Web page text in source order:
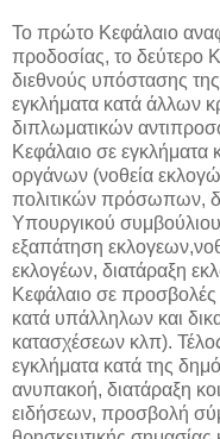
Το πρώτο Κεφάλαιο
προδοσίας, το δεύτερο
διεθνούς υπόστασης
εγκλήματα κατά άλλων
διπλωματικών
Κεφάλαιο σε εγκλήματα
οργάνων (νοθεία
πολιτικών πρόσωπων,
Υπουργικού
εξαπάτηση
εκλογέων, διατάραξη
Κεφάλαιο σε προσβολές
κατά υπάλληλων και
κατασχέσεων κλπ).
εγκλήματα κατά της
ανυπακοή, διατάραξη
ειδήσεων, προσβολή